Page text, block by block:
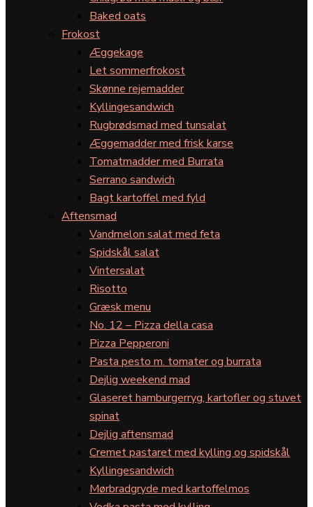
Baked oats
Frokost
Æggekage
Let sommerfrokost
Skønne rejemadder
Kyllingesandwich
Rugbrødsmad med tunsalat
Æggemadder med frisk karse
Tomatmadder med Burrata
Serrano sandwich
Bagt kartoffel med fyld
Aftensmad
Vandmelon salat med feta
Spidskål salat
Vintersalat
Risotto
Græsk menu
No. 12 – Pizza della casa
Pizza Pepperoni
Pasta pesto m. tomater og burrata
Dejlig weekend mad
Glaseret hamburgerryg, kartofler og stuvet
spinat
Dejlig aftensmad
Cremet pastaret med kylling og spidskål
Kyllingesandwich
Mørbradgryde med kartoffelmos